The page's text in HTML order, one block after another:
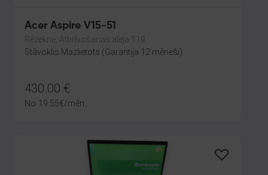
Acer Aspire V15-51
Rēzekne, Atbrīvošanas aleja 119
Stāvoklis Mazlietots (Garantija 12 mēneši)
430.00 €
No 19.55€/mēn.